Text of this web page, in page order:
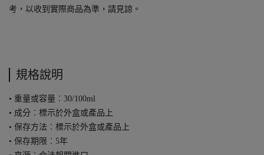
考，以收到實際商品為準，請見諒。
規格說明
• 重量或容量︰30/100ml
• 成分︰標示於外盒或產品上
• 保存方法︰標示於外盒或產品上
• 保存期限︰5年